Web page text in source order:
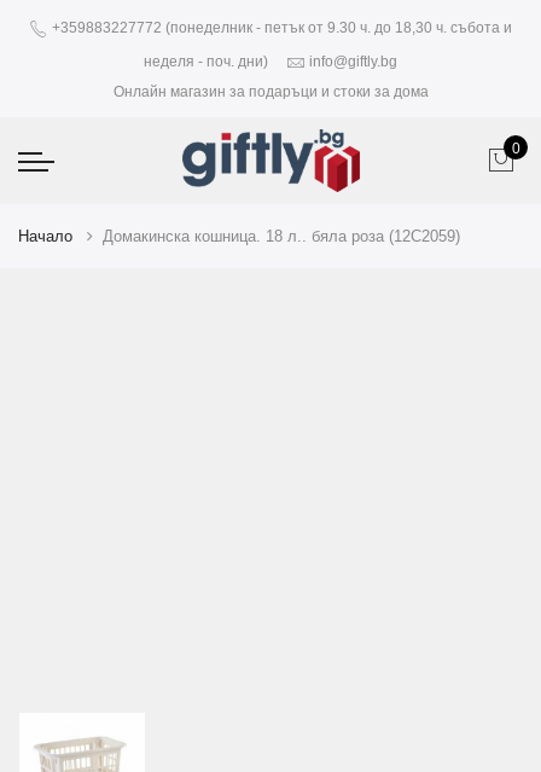
+359883227772 (понеделник - петък от 9.30 ч. до 18,30 ч. събота и
неделя - поч. дни)
info@giftly.bg
Онлайн магазин за подаръци и стоки за дома
0
Начало Домакинска кошница. 18 л.. бяла роза (12C2059)